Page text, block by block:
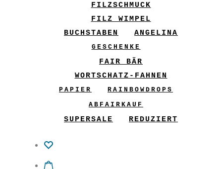
FILZSCHMUCK
FILZ WIMPEL
BUCHSTABEN
ANGELINA
GESCHENKE
FAIR BÄR
WORTSCHATZ-FAHNEN
PAPIER
RAINBOWDROPS
ABFAIRKAUF
SUPERSALE REDUZIERT